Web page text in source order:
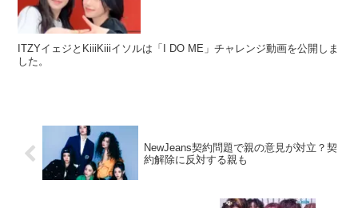
ITZYイェジとKiiiKiiiイソルは「I DO ME」チャレンジ動画を公開しま
した。
NewJeans契約問題で親の意見が対立？契
約解除に反対する親も